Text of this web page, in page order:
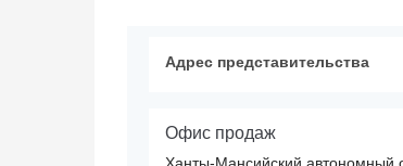
Адрес представительства
Офис продаж